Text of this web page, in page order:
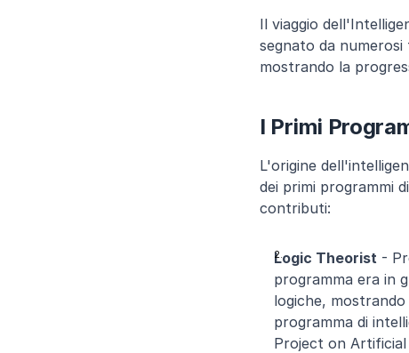
Il viaggio
segnato da
mostrando la
I Primi
L'origine
dei primi programmi
contributi:
Logic Theorist -
programma era in
logiche,
programma di
Project on Artificial